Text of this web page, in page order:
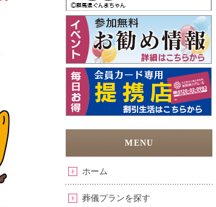
ホーム
葬儀プランを探す